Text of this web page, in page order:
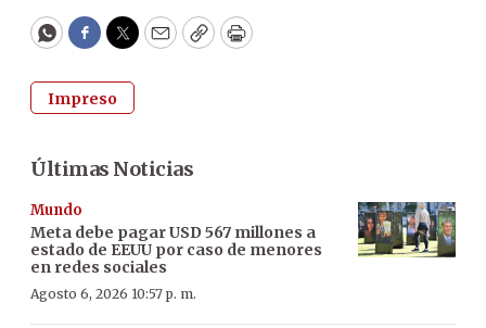
WhatsApp
Facebook
Twitter
EmailCopyPrint
Impreso
Últimas Noticias
Mundo
Meta debe pagar USD 567 millones a
estado de EEUU por caso de menores
en redes sociales
Agosto 6, 2026 10:57 p. m.